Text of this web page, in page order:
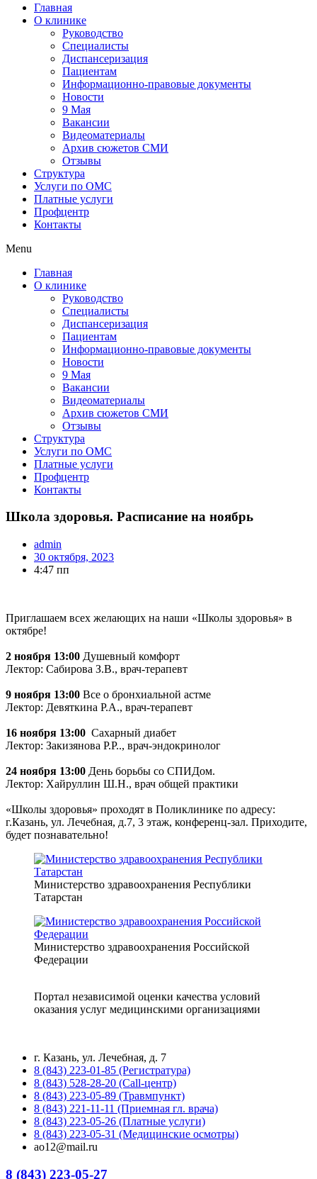
Главная
О клинике
Руководство
Специалисты
Диспансеризация
Пациентам
Информационно-правовые документы
Новости
9 Мая
Вакансии
Видеоматериалы
Архив сюжетов СМИ
Отзывы
Структура
Услуги по ОМС
Платные услуги
Профцентр
Контакты
Menu
Главная
О клинике
Руководство
Специалисты
Диспансеризация
Пациентам
Информационно-правовые документы
Новости
9 Мая
Вакансии
Видеоматериалы
Архив сюжетов СМИ
Отзывы
Структура
Услуги по ОМС
Платные услуги
Профцентр
Контакты
Школа здоровья. Расписание на ноябрь
admin
30 октября, 2023
4:47 пп
Приглашаем всех желающих на наши «Школы здоровья» в
октябре!
2 ноября 13:00 Душевный комфорт
Лектор: Сабирова З.В., врач-терапевт
9 ноября 13:00 Все о бронхиальной астме
Лектор: Девяткина Р.А., врач-терапевт
16 ноября 13:00 Сахарный диабет
Лектор: Закизянова Р.Р.., врач-эндокринолог
24 ноября 13:00 День борьбы со СПИДом.
Лектор: Хайруллин Ш.Н., врач общей практики
«Школы здоровья» проходят в Поликлинике по адресу:
г.Казань, ул. Лечебная, д.7, 3 этаж, конференц-зал. Приходите,
будет познавательно!
Министерство здравоохранения Республики
Татарстан
Министерство здравоохранения Российской
Федерации
Портал независимой оценки качества условий
оказания услуг медицинскими организациями
г. Казань, ул. Лечебная, д. 7
8 (843) 223-01-85 (Регистратура)
8 (843) 528-28-20 (Call-центр)
8 (843) 223-05-89 (Травмпункт)
8 (843) 221-11-11 (Приемная гл. врача)
8 (843) 223-05-26 (Платные услуги)
8 (843) 223-05-31 (Медицинские осмотры)
ao12@mail.ru
8 (843) 223-05-27